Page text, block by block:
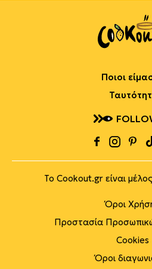
Ποιοι
Το Cookout.gr είναι
Όροι
Προστασία
Cookies
Όροι